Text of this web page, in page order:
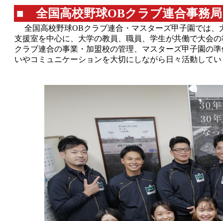
■ 全国高校野球OBクラブ連合事務局
全国高校野球OBクラブ連合・マスターズ甲子園では、
支援室を中心に、大学の教員、職員、学生が共働で大会
クラブ連合の事業・加盟校の管理、マスターズ甲子園の
いやコミュニケーションを大切にしながら日々活動して